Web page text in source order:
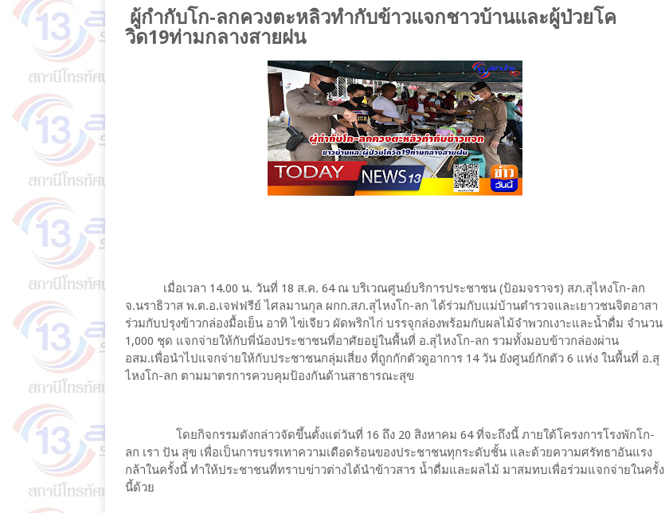
ผู้กำกับโก-ลกควงตะหลิวทำกับข้าวแจกชาวบ้านและผู้ป่วยโค
วิด19ท่ามกลางสายฝน
เมื่อเวลา 14.00 น. วันที่ 18 ส.ค. 64 ณ บริเวณศูนย์บริการประชาชน (ป้อมจราจร) สภ.สุไหงโก-ลก
จ.นราธิวาส พ.ต.อ.เจฟฟรีย์ ไศลมานกุล ผกก.สภ.สุไหงโก-ลก ได้ร่วมกับแม่บ้านตำรวจและเยาวชนจิตอาสา
ร่วมกับปรุงข้าวกล่องมื้อเย็น อาทิ ไข่เจียว ผัดพริกไก่ บรรจุกล่องพร้อมกับผลไม้จำพวกเงาะและน้ำดื่ม จำนวน
1,000 ชุด แจกจ่ายให้กับพี่น้องประชาชนที่อาศัยอยู่ในพื้นที่ อ.สุไหงโก-ลก รวมทั้งมอบข้าวกล่องผ่าน
อสม.เพื่อนำไปแจกจ่ายให้กับประชาชนกลุ่มเสี่ยง ที่ถูกกักตัวดูอาการ 14 วัน ยังศูนย์กักตัว 6 แห่ง ในพื้นที่ อ.สุ
ไหงโก-ลก ตามมาตรการควบคุมป้องกันด้านสาธารณะสุข
โดยกิจกรรมดังกล่าวจัดขึ้นตั้งแต่วันที่ 16 ถึง 20 สิงหาคม 64 ที่จะถึงนี้ ภายใต้โครงการโรงพักโก-
ลก เรา ปัน สุข เพื่อเป็นการบรรเทาความเดือดร้อนของประชาชนทุกระดับชั้น และด้วยความศรัทธาอันแรง
กล้าในครั้งนี้ ทำให้ประชาชนที่ทราบข่าวต่างได้นำข้าวสาร น้ำดื่มและผลไม้ มาสมทบเพื่อร่วมแจกจ่ายในครั้ง
นี้ด้วย